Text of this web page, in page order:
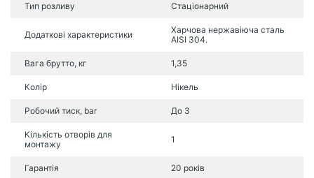
Тип розливу Стаціонарний
Додаткові характеристики
Харчова нержавіюча сталь
AISI 304.
Вага брутто, кг 1,35
Колір Нікель
Робочий тиск, bar До 3
Кількість отворів для
монтажу
1
Гарантія 20 років